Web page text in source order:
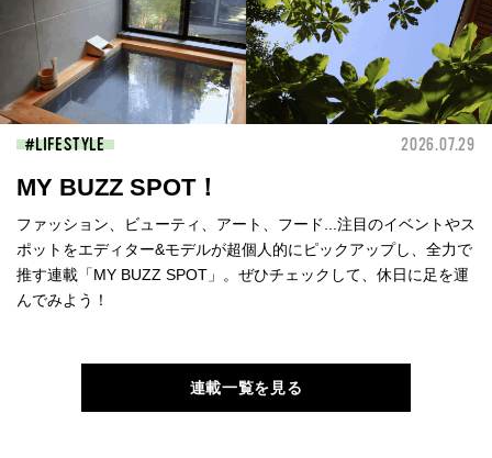
LIFESTYLE 2026.07.29
MY BUZZ SPOT！
ファッション、ビューティ、アート、フード...注目のイベントやス
ポットをエディター&モデルが超個人的にピックアップし、全力で
推す連載「MY BUZZ SPOT」。ぜひチェックして、休日に足を運
んでみよう！
連載一覧を見る